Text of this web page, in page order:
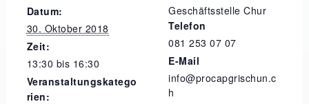
Datum:
30. Oktober 2018
Zeit:
13:30 bis 16:30
Veranstaltungskatego
rien:
Geschäftsstelle Chur
Telefon
081 253 07 07
E-Mail
info@procapgrischun.c
h